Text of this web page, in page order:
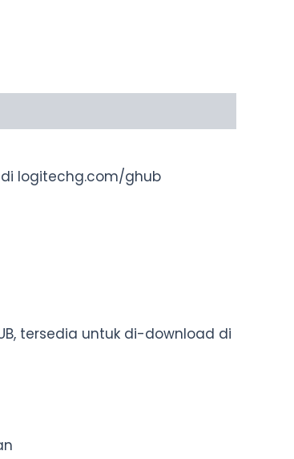
di logitechg.com/ghub
tersedia untuk di-download di